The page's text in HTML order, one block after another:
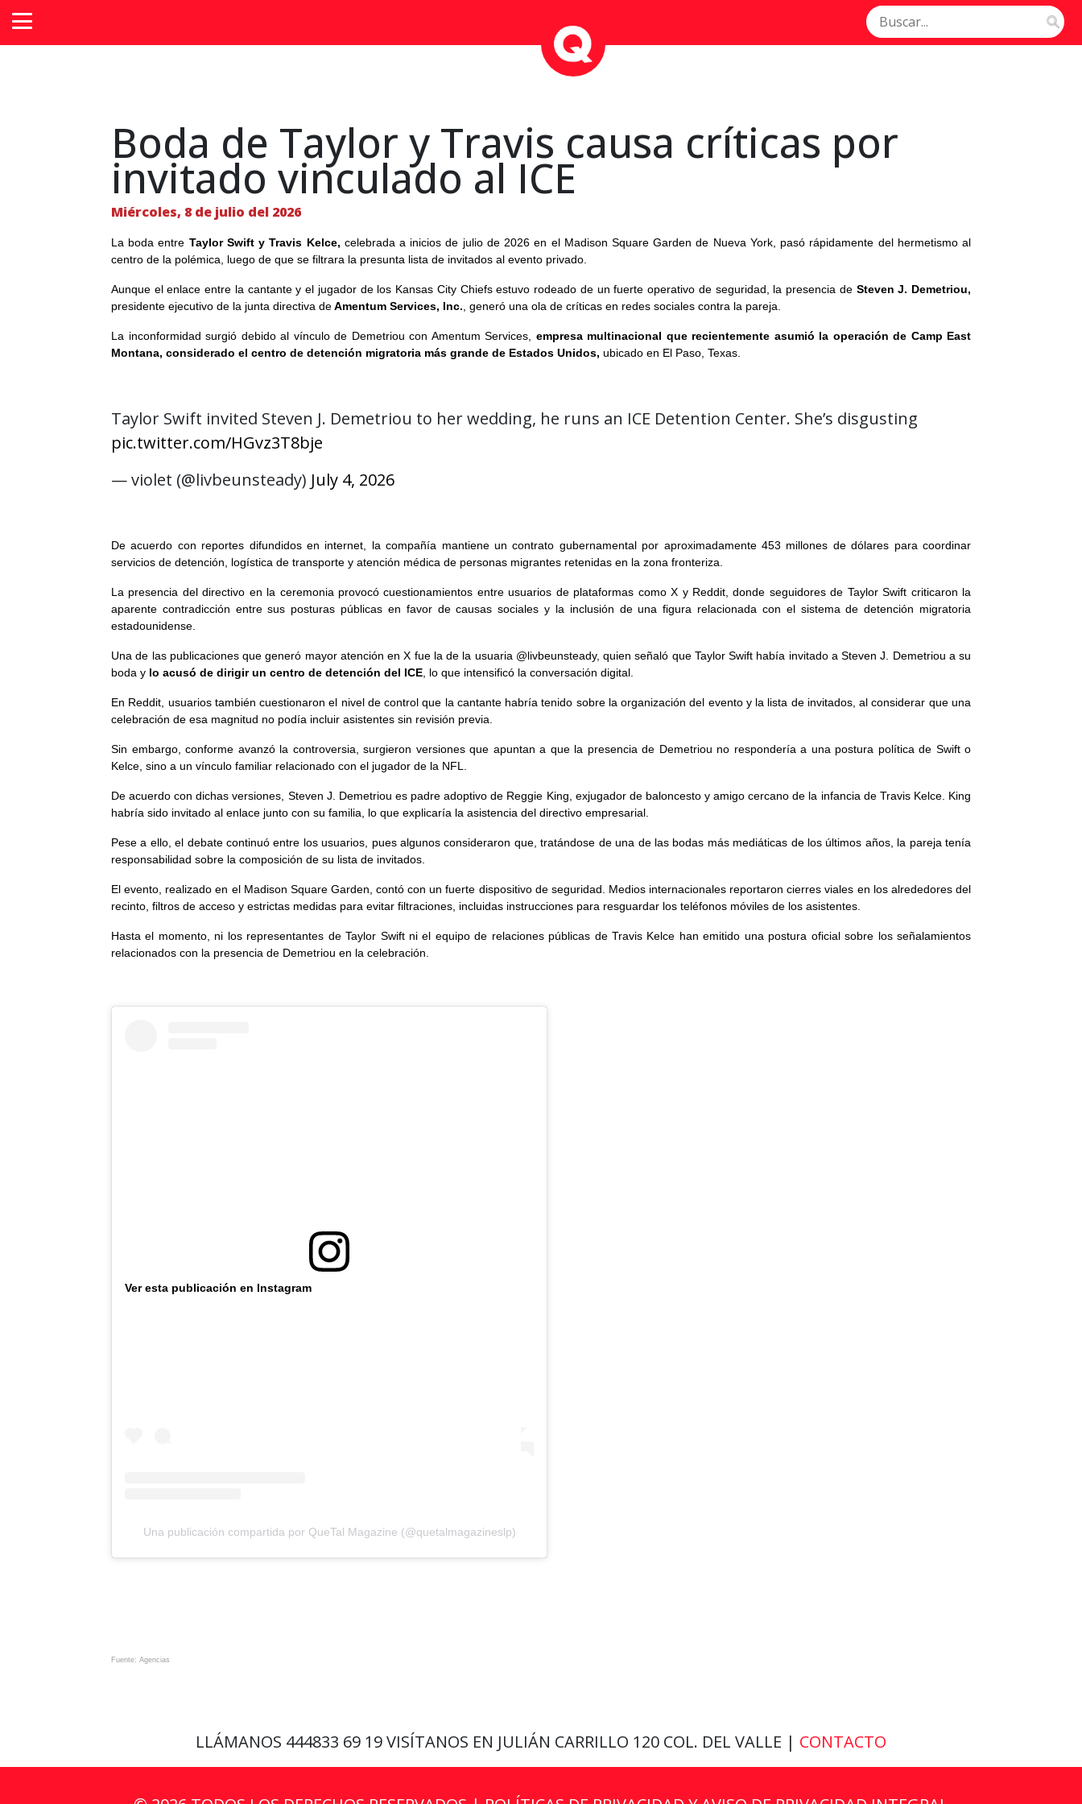
Boda de Taylor y Travis causa críticas por
invitado vinculado al ICE
Miércoles, 8 de julio del 2026
La boda entre Taylor Swift y Travis Kelce, celebrada a inicios de julio de 2026 en el Madison Square Garden de Nueva York, pasó rápidamente del hermetismo al
centro de la polémica, luego de que se filtrara la presunta lista de invitados al evento privado.
Aunque el enlace entre la cantante y el jugador de los Kansas City Chiefs estuvo rodeado de un fuerte operativo de seguridad, la presencia de Steven J. Demetriou,
presidente ejecutivo de la junta directiva deAmentum Services, Inc. , generó una ola de críticas en redes sociales contra la pareja.
La inconformidad surgió debido al vínculo de Demetriou con Amentum Services, empresa multinacional que recientemente asumió la operación de Camp East
Montana, considerado el centro de detención migratoria más grande de Estados Unidos, ubicado en El Paso, Texas.
Taylor Swift invited Steven J. Demetriou to her wedding, he runs an ICE Detention Center. She’s disgusting
pic.twitter.com/HGvz3T8bje
— violet (@livbeunsteady) July 4, 2026
De acuerdo con reportes difundidos en internet, la compañía mantiene un contrato gubernamental por aproximadamente 453 millones de dólares para coordinar
servicios de detención, logística de transporte y atención médica de personas migrantes retenidas en la zona fronteriza.
La presencia del directivo en la ceremonia provocó cuestionamientos entre usuarios de plataformas como X y Reddit, donde seguidores de Taylor Swift criticaron la
aparente contradicción entre sus posturas públicas en favor de causas sociales y la inclusión de una figura relacionada con el sistema de detención migratoria
estadounidense.
Una de las publicaciones que generó mayor atención en X fue la de la usuaria @livbeunsteady, quien señaló que Taylor Swift había invitado a Steven J. Demetriou a su
boda y lo acusó de dirigir un centro de detención del ICE , lo que intensificó la conversación digital.
En Reddit, usuarios también cuestionaron el nivel de control que la cantante habría tenido sobre la organización del evento y la lista de invitados, al considerar que una
celebración de esa magnitud no podía incluir asistentes sin revisión previa.
Sin embargo, conforme avanzó la controversia, surgieron versiones que apuntan a que la presencia de Demetriou no respondería a una postura política de Swift o
Kelce, sino a un vínculo familiar relacionado con el jugador de la NFL.
De acuerdo con dichas versiones, Steven J. Demetriou es padre adoptivo de Reggie King, exjugador de baloncesto y amigo cercano de la infancia de Travis Kelce. King
habría sido invitado al enlace junto con su familia, lo que explicaría la asistencia del directivo empresarial.
Pese a ello, el debate continuó entre los usuarios, pues algunos consideraron que, tratándose de una de las bodas más mediáticas de los últimos años, la pareja tenía
responsabilidad sobre la composición de su lista de invitados.
El evento, realizado en el Madison Square Garden, contó con un fuerte dispositivo de seguridad. Medios internacionales reportaron cierres viales en los alrededores del
recinto, filtros de acceso y estrictas medidas para evitar filtraciones, incluidas instrucciones para resguardar los teléfonos móviles de los asistentes.
Hasta el momento, ni los representantes de Taylor Swift ni el equipo de relaciones públicas de Travis Kelce han emitido una postura oficial sobre los señalamientos
relacionados con la presencia de Demetriou en la celebración.
Ver esta publicación en Instagram
Una publicación compartida por QueTal Magazine (@quetalmagazineslp)
Fuente: Agencias
LLÁMANOS 444833 69 19VISÍTANOS EN JULIÁN CARRILLO 120 COL. DEL VALLE | CONTACTO